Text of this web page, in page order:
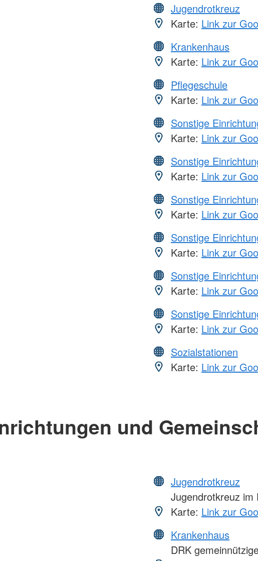
Jugendrotkreuz
Karte: Link zur
Krankenhaus
Karte: Link zur
Pflegeschule
Karte: Link zur
Sonstige
Karte: Link zur
Sonstige
Karte: Link zur
Sonstige
Karte: Link zur
Sonstige
Karte: Link zur
Sonstige
Karte: Link zur
Sonstige
Karte: Link zur
Sozialstationen
Karte: Link zur
und
Jugendrotkreuz
Jugendrotkreuz im
Karte: Link zur
Krankenhaus
DRK